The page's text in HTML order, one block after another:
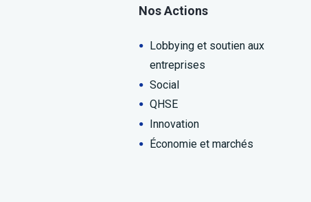
Nos Actions
Lobbying et soutien aux
entreprises
Social
QHSE
Innovation
Économie et marchés